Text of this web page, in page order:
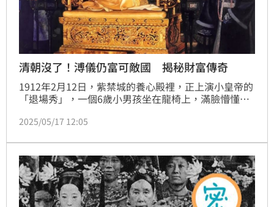
清朝沒了！溥儀仍富可敵國 揭秘財富傳奇
1912年2月12日，紫禁城的養心殿裡，正上演小皇帝的
「退場秀」，一個6歲小男孩坐在龍椅上，滿臉懵懂，
地痛哭，這個孩子，叫溥儀。
2025/05/17 12:05